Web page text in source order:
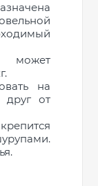
на
друг от